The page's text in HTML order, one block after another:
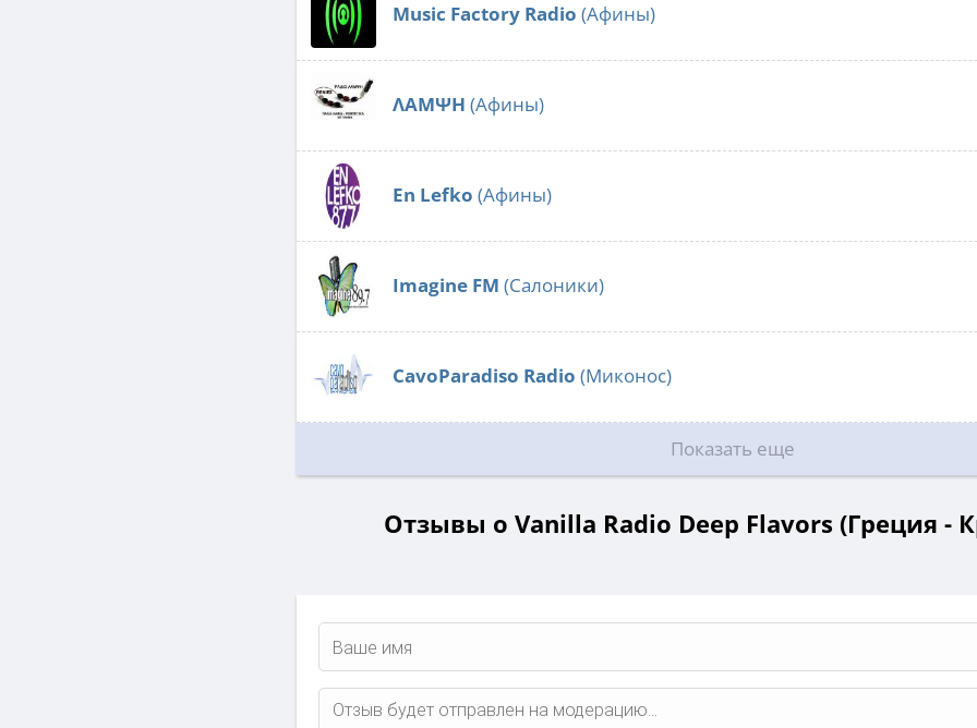
Music Factory Radio (Афины)
ΛΑΜΨΗ (Афины)
En Lefko (Афины)
Imagine FM (Салоники)
CavoParadiso Radio (Миконос)
Показать еще
Отзывы о Vanilla Radio Deep Flavors (Греция -